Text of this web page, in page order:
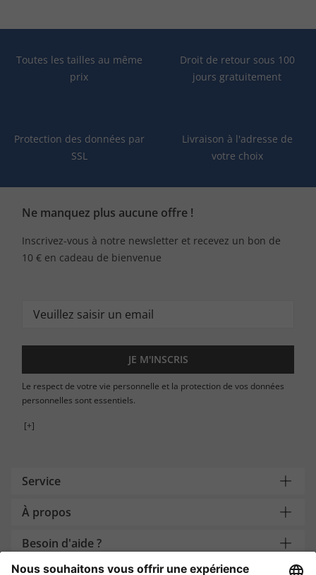
Toutes les tailles au même
prix
Droit de retour sous 100
jours gratuitement
Protection des données par
SSL
Livraison à l'adresse de
votre choix
Ne manquez plus aucune offre !
Inscrivez-vous à notre newsletter et recevez un bon de
10 € en cadeau de bienvenue
JE M'INSCRIS
Le respect de votre vie personnelle et la protection de vos données
personnelles sont essentiels.
[+]
Service
À propos
Besoin d'aide ?